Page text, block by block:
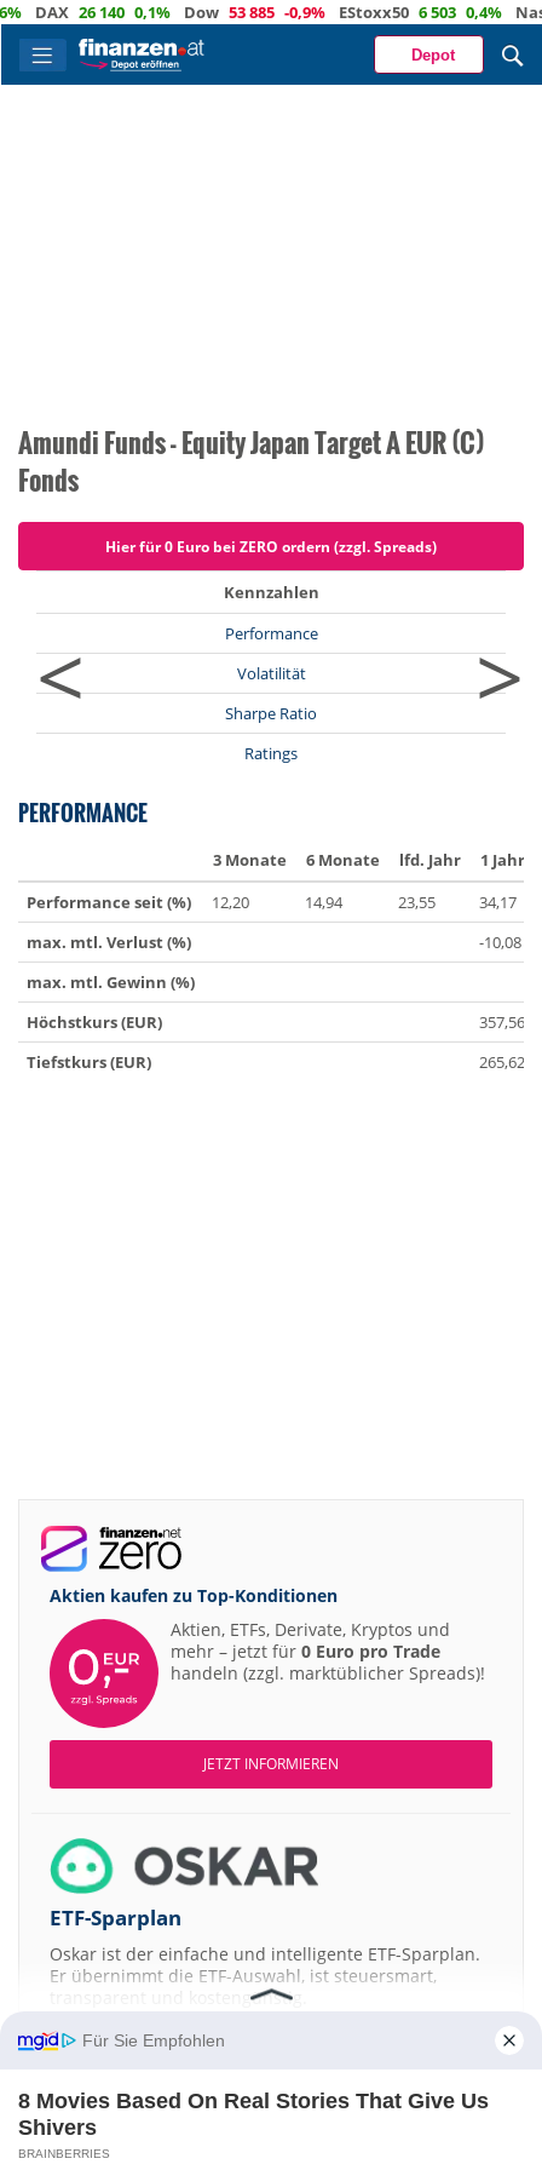
DAX 26 140 0,1% Dow 53 885 -0,9% EStoxx50 6 503 0,4%
Depot
Amundi Funds - Equity Japan Target A EUR (C)
Fonds
Hier für 0 Euro bei ZERO ordern (zzgl. Spreads)
<
Kennzahlen
Performance
Volatilität
Sharpe Ratio
Ratings
>
PERFORMANCE
3 Monate 6 Monate lfd. Jahr
1 Jahr
Performance seit (%)
12,20 14,94 23,55
34,17
max. mtl. Verlust (%)
-10,08
max. mtl. Gewinn (%)
Höchstkurs (EUR)
357,56
Tiefstkurs (EUR)
265,62
Aktien kaufen zu Top-Konditionen
Aktien, ETFs, Derivate, Kryptos und
mehr – jetzt für 0 Euro pro Trade
handeln (zzgl. marktüblicher Spreads)!
JETZT INFORMIEREN
ETF-Sparplan
Oskar ist der einfache und intelligente ETF-Sparplan.
Er übernimmt die ETF-Auswahl, ist steuersmart,
transparent und kostengünstig.
JETZT MEHR ERFAHREN
Für Sie Empfohlen
8 Movies Based On Real Stories That Give Us
Shivers
BRAINBERRIES